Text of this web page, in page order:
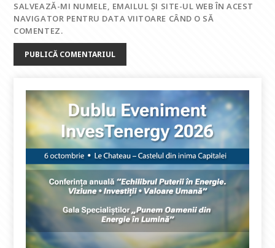
SALVEAZĂ-MI NUMELE, EMAILUL ȘI SITE-UL WEB ÎN ACEST
NAVIGATOR PENTRU DATA VIITOARE CÂND O SĂ
COMENTEZ.